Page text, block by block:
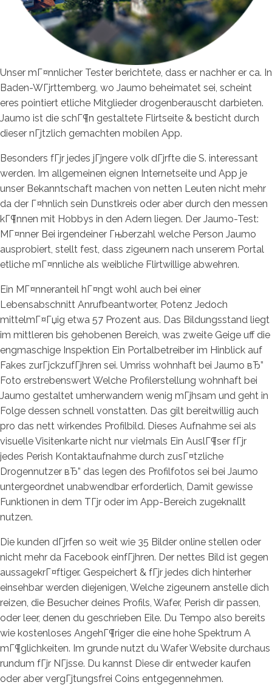
Unser mГ¤nnlicher Tester berichtete, dass er nachher er ca. In
Baden-WГјrttemberg, wo Jaumo beheimatet sei, scheint
eres pointiert etliche Mitglieder drogenberauscht darbieten.
Jaumo ist die schГ¶n gestaltete Flirtseite & besticht durch
dieser nГјtzlich gemachten mobilen App.
Besonders fГјr jedes jГјngere volk dГјrfte die S. interessant
werden. Im allgemeinen eignen Internetseite und App je
unser Bekanntschaft machen von netten Leuten nicht mehr
da der Г¤hnlich sein Dunstkreis oder aber durch den messen
kГ¶nnen mit Hobbys in den Adern liegen. Der Jaumo-Test:
MГ¤nner Bei irgendeiner Гњberzahl welche Person Jaumo
ausprobiert, stellt fest, dass zigeunern nach unserem Portal
etliche mГ¤nnliche als weibliche Flirtwillige abwehren.
Ein MГ¤nneranteil hГ¤ngt wohl auch bei einer
Lebensabschnitt Anrufbeantworter, Potenz Jedoch
mittelmГ¤Гџig etwa 57 Prozent aus. Das Bildungsstand liegt
im mittleren bis gehobenen Bereich, was zweite Geige uff die
engmaschige Inspektion Ein Portalbetreiber im Hinblick auf
Fakes zurГјckzufГјhren sei. Umriss wohnhaft bei Jaumo вЂ”
Foto erstrebenswert Welche Profilerstellung wohnhaft bei
Jaumo gestaltet umherwandern wenig mГјhsam und geht in
Folge dessen schnell vonstatten. Das gilt bereitwillig auch
pro das nett wirkendes Profilbild. Dieses Aufnahme sei als
visuelle Visitenkarte nicht nur vielmals Ein AuslГ¶ser fГјr
jedes Perish Kontaktaufnahme durch zusГ¤tzliche
Drogennutzer вЂ” das legen des Profilfotos sei bei Jaumo
untergeordnet unabwendbar erforderlich, Damit gewisse
Funktionen in dem TГјr oder im App-Bereich zugeknallt
nutzen.
Die kunden dГјrfen so weit wie 35 Bilder online stellen oder
nicht mehr da Facebook einfГјhren. Der nettes Bild ist gegen
aussagekrГ¤ftiger. Gespeichert & fГјr jedes dich hinterher
einsehbar werden diejenigen, Welche zigeunern anstelle dich
reizen, die Besucher deines Profils, Wafer, Perish dir passen,
oder leer, denen du geschrieben Eile. Du Tempo also bereits
wie kostenloses AngehГ¶riger die eine hohe Spektrum A
mГ¶glichkeiten. Im grunde nutzt du Wafer Website durchaus
rundum fГјr NГјsse. Du kannst Diese dir entweder kaufen
oder aber vergГјtungsfrei Coins entgegennehmen.